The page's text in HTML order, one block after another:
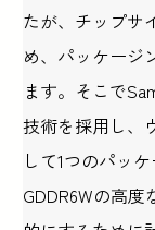
たが、チップサ
め、パッケージ
ます。そこで
技術を採用し、
して1つのパッ
GDDR6Wの高